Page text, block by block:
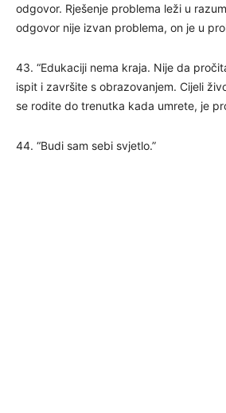
odgovor. Rješenje problema leži u
odgovor nije izvan problema, on je u
43. “Edukaciji nema kraja. Nije da
ispit i završite s obrazovanjem. Cijeli
se rodite do trenutka kada umrete, je
44. “Budi sam sebi svjetlo.”